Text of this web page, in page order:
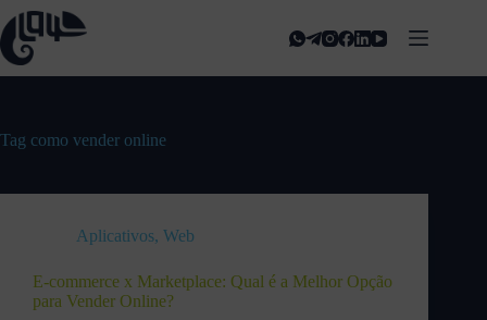
Tag como vender online
Aplicativos, Web
E-commerce x Marketplace: Qual é a Melhor Opção
para Vender Online?